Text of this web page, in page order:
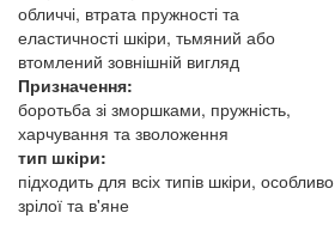
обличчі, втрата пружності та
еластичності шкіри, тьмяний або
втомлений зовнішній вигляд
Призначення:
боротьба зі зморшками, пружність,
харчування та зволоження
тип шкіри:
підходить для всіх типів шкіри, особливо
зрілої та в'яне